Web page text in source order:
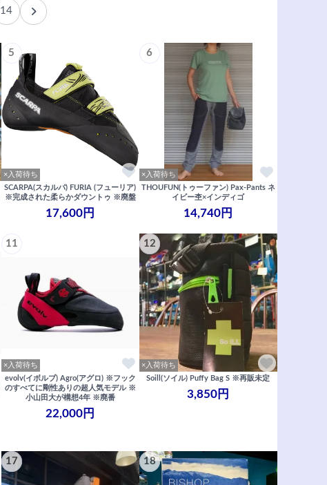
14
5
×入荷待ち
SCARPA(スカルパ) FURIA (フューリア)
※完成された柔らかダウントゥ ※廃盤
17,600円
6
×入荷待ち
THOUFUN(トゥーファン) Pax-Pants ネ
イビー杢×インディゴ
14,740円
11
×入荷待ち
evolv(イボルブ) Agro(アグロ) ※フック
のすべてに剛性ありの超人気モデル ※
小山田大が構想4年 ※廃番
22,000円
12
×入荷待ち
Soill(ソイル) Puffy Bag S ※再販未定
3,850円
17 18